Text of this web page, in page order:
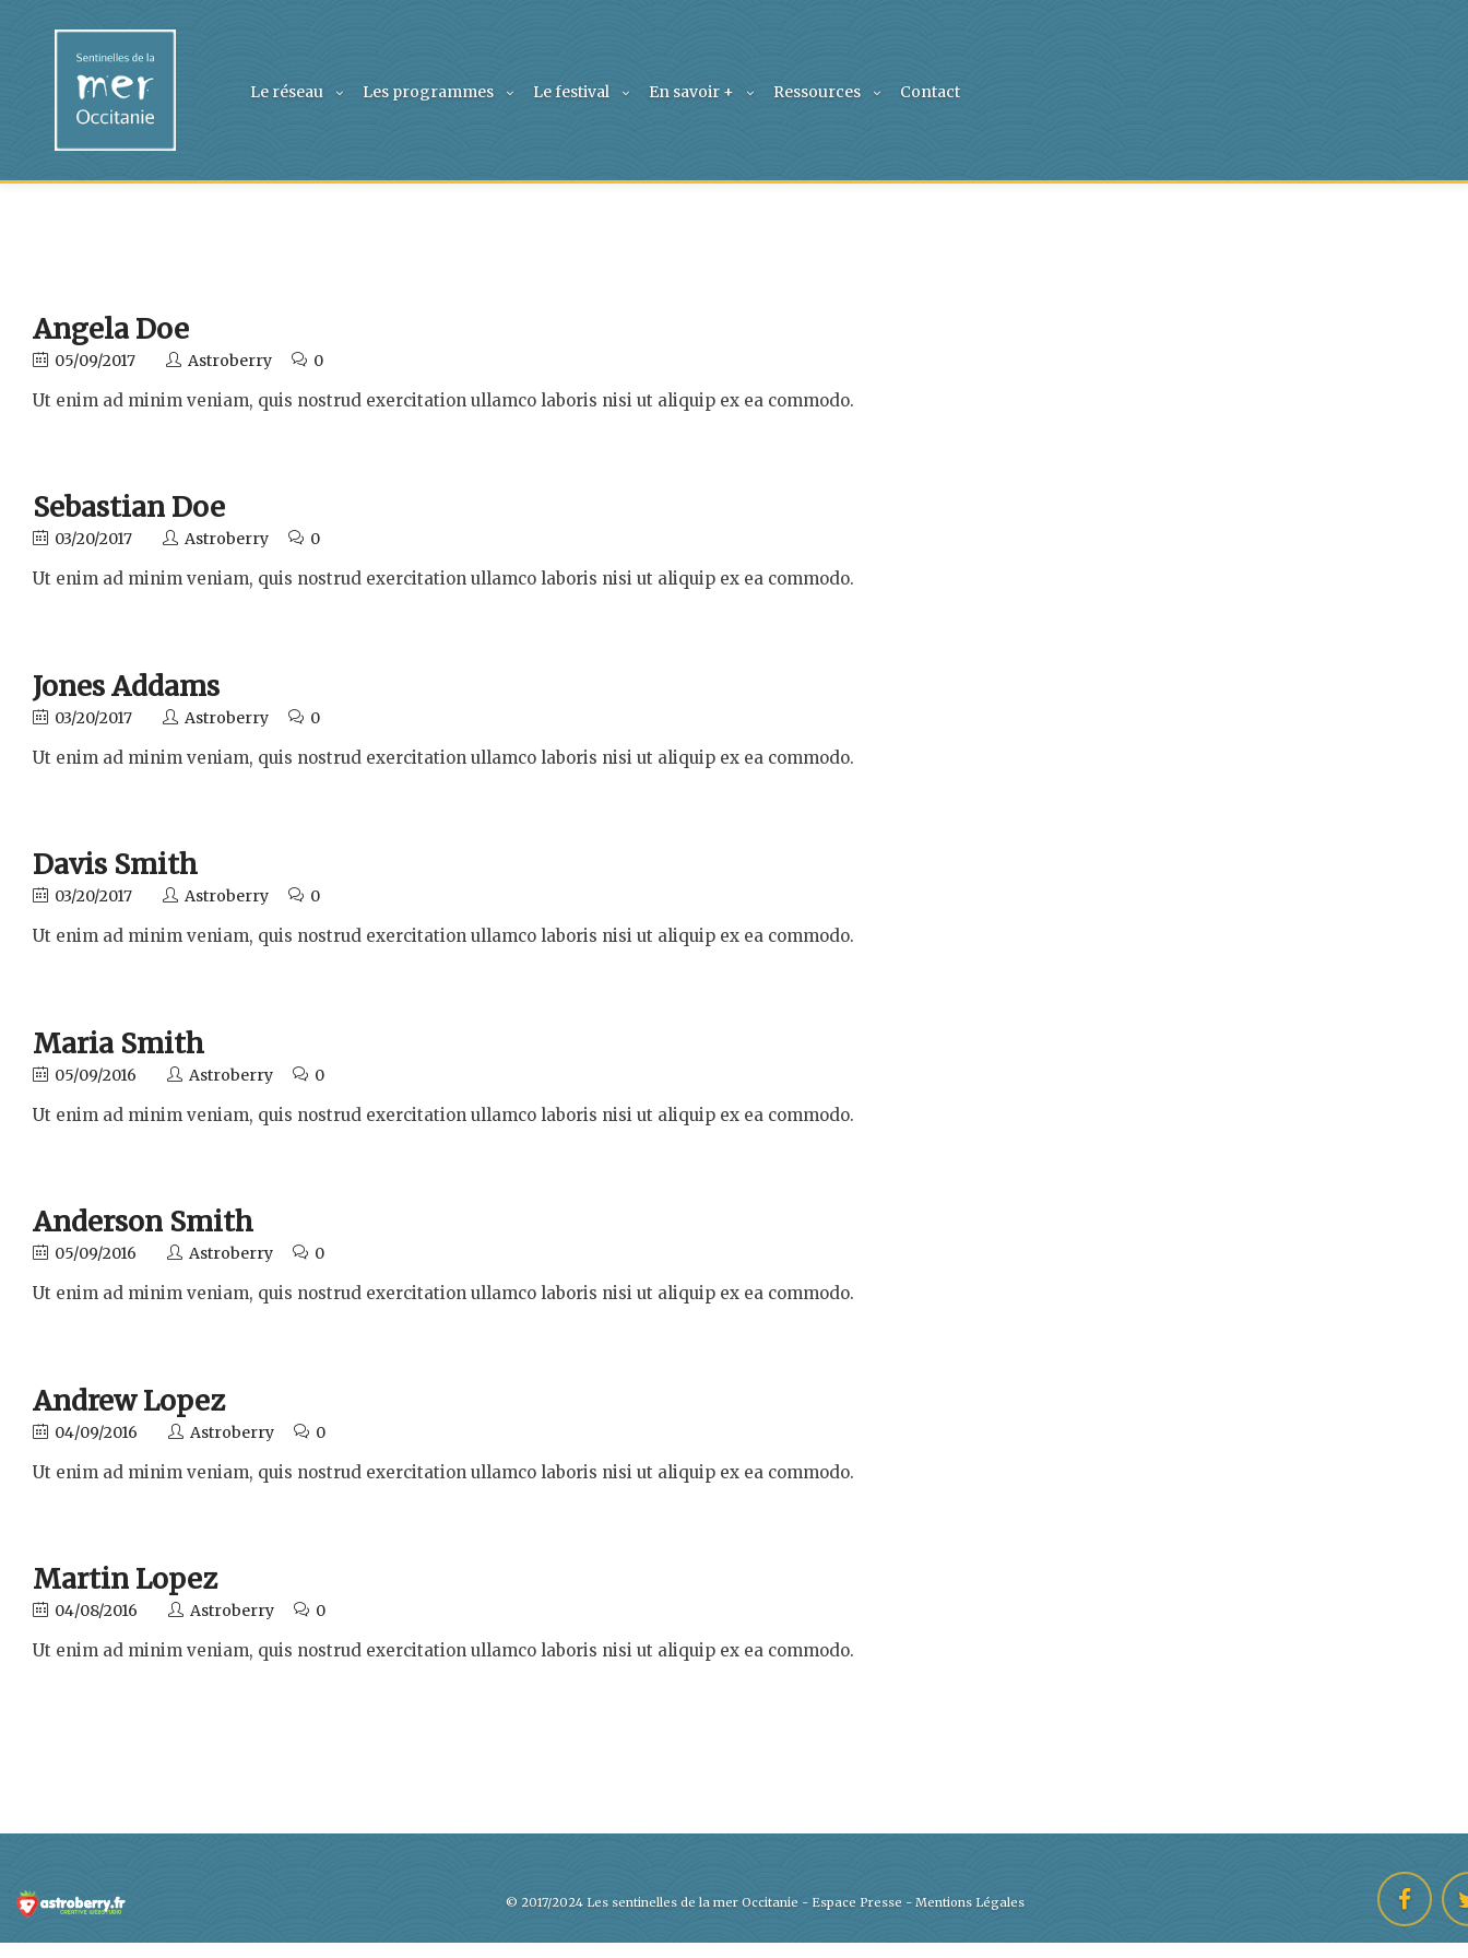
Le réseau Les programmes Le festival En savoir + Ressources Contact
Angela Doe
05/09/2017 Astroberry 0
Ut enim ad minim veniam, quis nostrud exercitation ullamco laboris nisi ut aliquip ex ea commodo.
Sebastian Doe
03/20/2017 Astroberry 0
Ut enim ad minim veniam, quis nostrud exercitation ullamco laboris nisi ut aliquip ex ea commodo.
Jones Addams
03/20/2017 Astroberry 0
Ut enim ad minim veniam, quis nostrud exercitation ullamco laboris nisi ut aliquip ex ea commodo.
Davis Smith
03/20/2017 Astroberry 0
Ut enim ad minim veniam, quis nostrud exercitation ullamco laboris nisi ut aliquip ex ea commodo.
Maria Smith
05/09/2016 Astroberry 0
Ut enim ad minim veniam, quis nostrud exercitation ullamco laboris nisi ut aliquip ex ea commodo.
Anderson Smith
05/09/2016 Astroberry 0
Ut enim ad minim veniam, quis nostrud exercitation ullamco laboris nisi ut aliquip ex ea commodo.
Andrew Lopez
04/09/2016 Astroberry 0
Ut enim ad minim veniam, quis nostrud exercitation ullamco laboris nisi ut aliquip ex ea commodo.
Martin Lopez
04/08/2016 Astroberry 0
Ut enim ad minim veniam, quis nostrud exercitation ullamco laboris nisi ut aliquip ex ea commodo.
© 2017/2024 Les sentinelles de la mer Occitanie - Espace Presse - Mentions Légales